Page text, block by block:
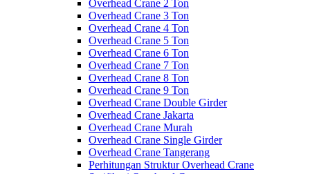
Overhead Crane 2 Ton
Overhead Crane 3 Ton
Overhead Crane 4 Ton
Overhead Crane 5 Ton
Overhead Crane 6 Ton
Overhead Crane 7 Ton
Overhead Crane 8 Ton
Overhead Crane 9 Ton
Overhead Crane Double Girder
Overhead Crane Jakarta
Overhead Crane Murah
Overhead Crane Single Girder
Overhead Crane Tangerang
Perhitungan Struktur Overhead Crane